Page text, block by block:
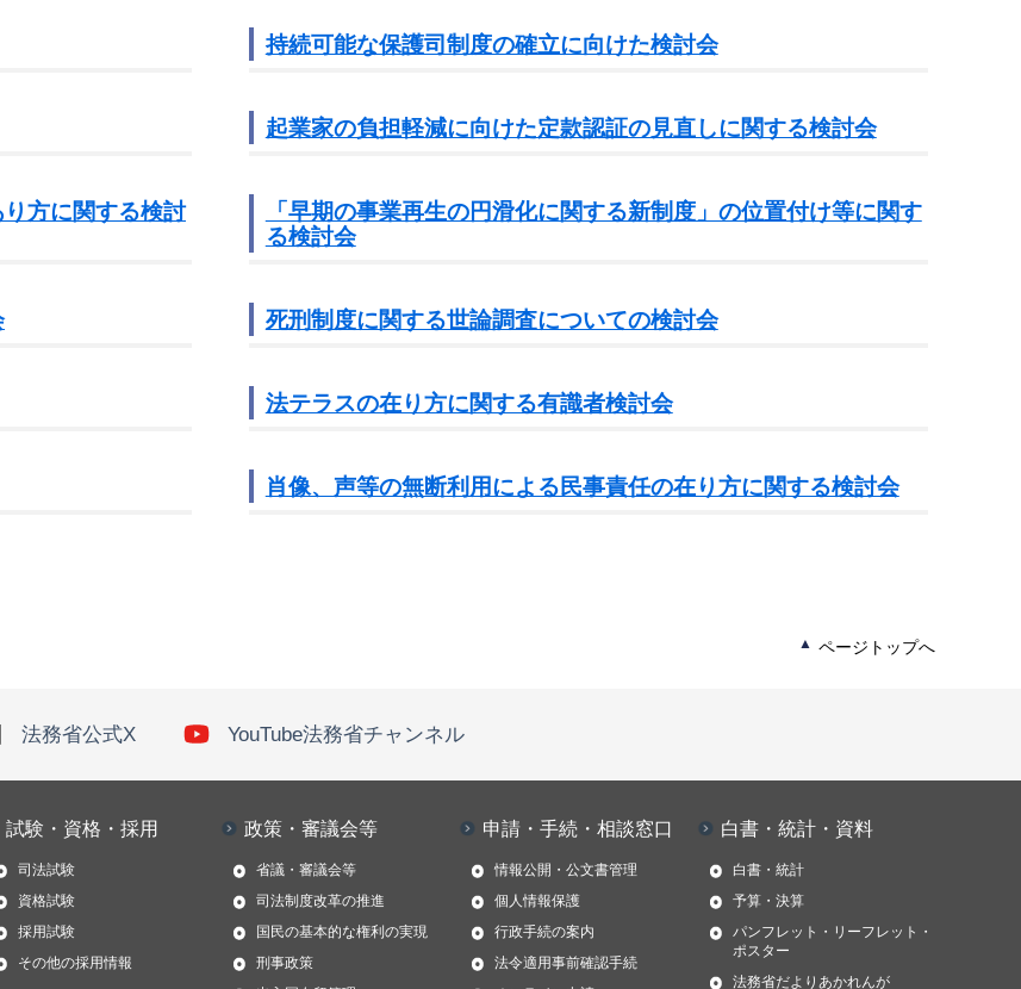
持続可能な保護司制度の確立に向けた検討会
起業家の負担軽減に向けた定款認証の見直しに関する検討会
方に関する検討
「早期の事業再生の円滑化に関する新制度」の位置付け等に関す
る検討会
死刑制度に関する世論調査についての検討会
法テラスの在り方に関する有識者検討会
肖像、声等の無断利用による民事責任の在り方に関する検討会
ページトップへ
法務省公式X YouTube法務省チャンネル
試験・資格・採用
司法試験
資格試験
採用試験
その他の採用情報
政策・審議会等
省議・審議会等
司法制度改革の推進
国民の基本的な権利の実現
刑事政策
申請・手続・相談窓口
情報公開・公文書管理
個人情報保護
行政手続の案内
法令適用事前確認手続
白書・統計・資料
白書・統計
予算・決算
パンフレット・リーフレット・
ポスター
法務省だよりあかれんが